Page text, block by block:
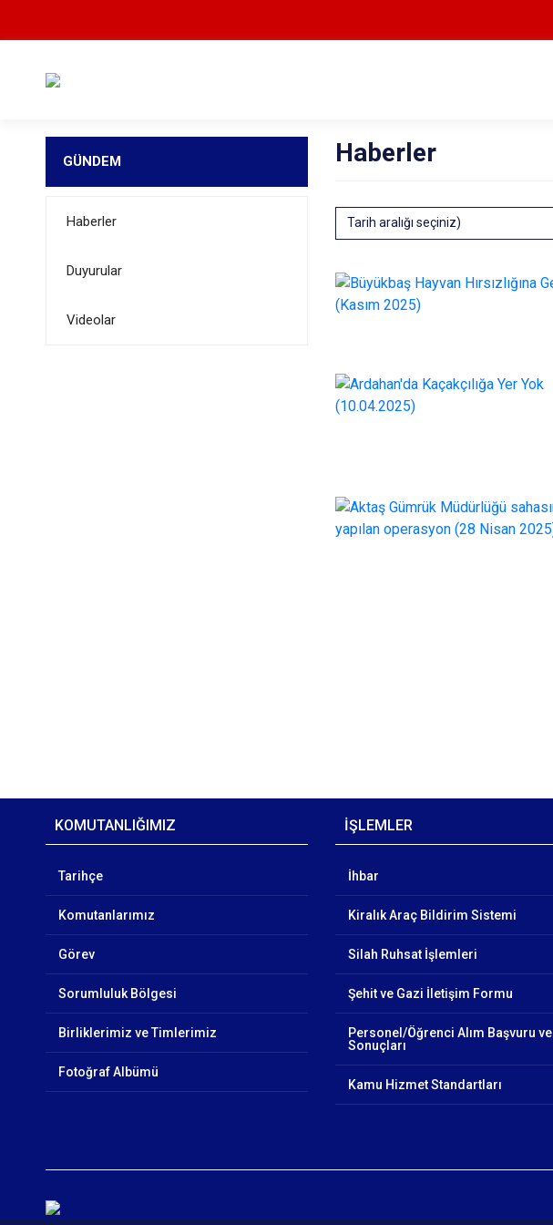
GÜNDEM
Haberler
Duyurular
Videolar
Haberler
Tarih aralığı seçiniz)
KOMUTANLIĞIMIZ
Tarihçe
Komutanlarımız
Görev
Sorumluluk Bölgesi
Birliklerimiz ve Timlerimiz
Fotoğraf Albümü
İŞLEMLER
İhbar
Kiralık Araç Bildirim Sistemi
Silah Ruhsat İşlemleri
Şehit ve Gazi İletişim Formu
Personel/Öğrenci Alım Başvuru ve
Sonuçları
Kamu Hizmet Standartları